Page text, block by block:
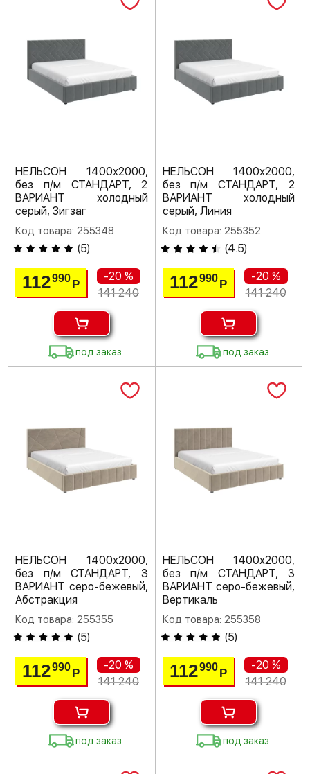
НЕЛЬСОН 1400х2000,
без п/м СТАНДАРТ, 2
ВАРИАНТ холодный
серый, Зигзаг
Код товара: 255348
(5)
112990Р
-20 %
141 240
под заказ
НЕЛЬСОН 1400х2000,
без п/м СТАНДАРТ, 2
ВАРИАНТ холодный
серый, Линия
Код товара: 255352
(4.5)
112990 Р
-20 %
141 240
под заказ
НЕЛЬСОН 1400х2000,
без п/м СТАНДАРТ, 3
ВАРИАНТ серо-бежевый,
Абстракция
Код товара: 255355
(5)
112990Р
-20 %
141 240
под заказ
НЕЛЬСОН 1400х2000,
без п/м СТАНДАРТ, 3
ВАРИАНТ серо-бежевый,
Вертикаль
Код товара: 255358
(5)
112990 Р
-20 %
141 240
под заказ